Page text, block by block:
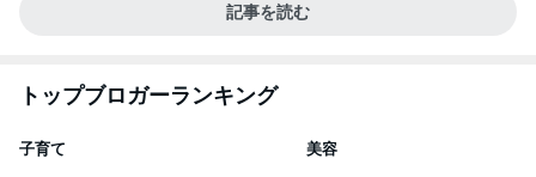
記事を読む
トップブロガーランキング
子育て 美容